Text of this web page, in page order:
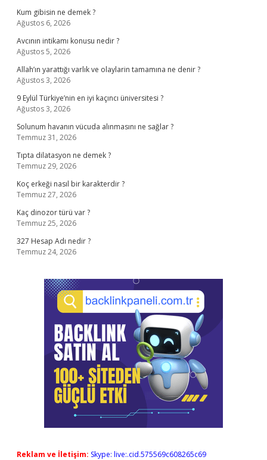
Kum gibisin ne demek ?
Ağustos 6, 2026
Avcının intikamı konusu nedir ?
Ağustos 5, 2026
Allah’ın yarattığı varlık ve olaylarin tamamına ne denir ?
Ağustos 3, 2026
9 Eylül Türkiye’nin en iyi kaçıncı üniversitesi ?
Ağustos 3, 2026
Solunum havanın vücuda alınmasını ne sağlar ?
Temmuz 31, 2026
Tıpta dilatasyon ne demek ?
Temmuz 29, 2026
Koç erkeği nasıl bir karakterdir ?
Temmuz 27, 2026
Kaç dinozor türü var ?
Temmuz 25, 2026
327 Hesap Adı nedir ?
Temmuz 24, 2026
Reklam ve İletişim: Skype: live:.cid.575569c608265c69